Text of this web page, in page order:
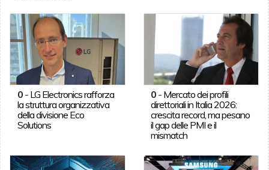
0- LG Electronics rafforza
la struttura organizzativa
della divisione Eco
Solutions
0 - Mercato dei profili
direttoriali in Italia 2026:
crescita record, ma pesano
il gap delle PMI e il
mismatch